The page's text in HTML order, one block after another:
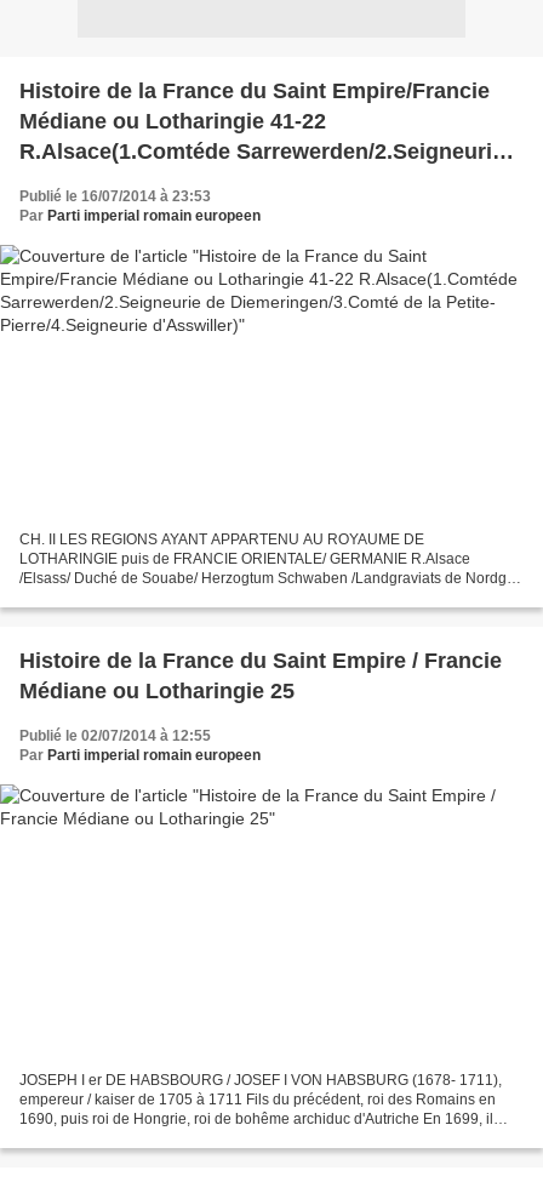
Histoire de la France du Saint Empire/Francie
Médiane ou Lotharingie 41-22
R.Alsace(1.Comtéde Sarrewerden/2.Seigneurie
Pierre/4.Seigneurie d'Asswiller)
Publié le 16/07/2014 à 23:53
Par Parti imperial romain europeen
CH. II LES REGIONS AYANT APPARTENU AU ROYAUME DE
LOTHARINGIE puis de FRANCIE ORIENTALE/ GERMANIE R.Alsace
/Elsass/ Duché de Souabe/ Herzogtum Schwaben /Landgraviats de Nordgau
d’empire...
Histoire de la France du Saint Empire / Francie
Médiane ou Lotharingie 25
Publié le 02/07/2014 à 12:55
Par Parti imperial romain europeen
JOSEPH I er DE HABSBOURG / JOSEF I VON HABSBURG (1678- 1711),
empereur / kaiser de 1705 à 1711 Fils du précédent, roi des Romains en
1690, puis roi de Hongrie, roi de bohême archiduc d'Autriche En 1699, il